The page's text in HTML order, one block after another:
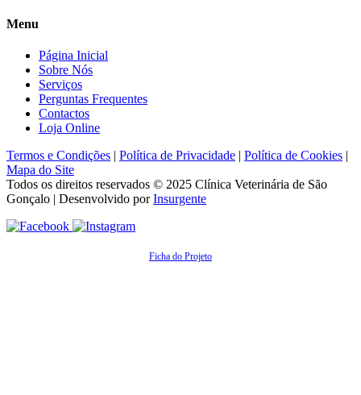
Menu
Página Inicial
Sobre Nós
Serviços
Perguntas Frequentes
Contactos
Loja Online
Termos e Condições | Política de Privacidade | Política de Cookies |
Mapa do Site
Todos os direitos reservados © 2025 Clínica Veterinária de São
Gonçalo | Desenvolvido porInsurgente
Ficha do Projeto